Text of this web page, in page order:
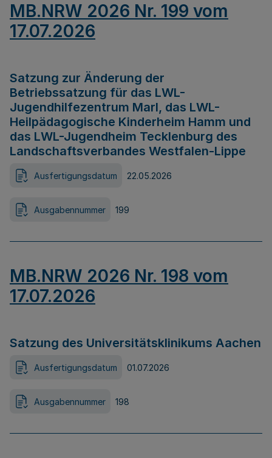
MB.NRW 2026 Nr. 199 vom
17.07.2026
Satzung zur Änderung der
Betriebssatzung für das LWL-
Jugendhilfezentrum Marl, das LWL-
Heilpädagogische Kinderheim Hamm und
das LWL-Jugendheim Tecklenburg des
Landschaftsverbandes Westfalen-Lippe
Ausfertigungsdatum 22.05.2026
Ausgabennummer 199
MB.NRW 2026 Nr. 198 vom
17.07.2026
Satzung des Universitätsklinikums Aachen
Ausfertigungsdatum 01.07.2026
Ausgabennummer 198